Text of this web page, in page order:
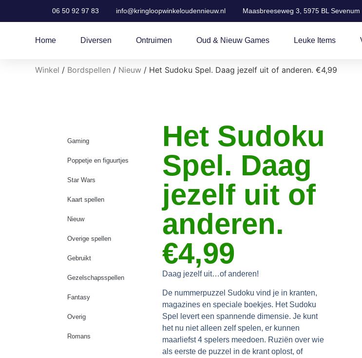
06 50 92 97 83 info@kringloopwinkeloudennieuw.nl Maasbreeseweg 3, 5975 BL Sevenum
Home Diversen Ontruimen Oud & Nieuw Games Leuke Items
Winkel / Bordspellen / Nieuw / Het Sudoku Spel. Daag jezelf uit of anderen. €4,99
Gaming
Poppetje en figuurtjes
Star Wars
Kaart spellen
Nieuw
Overige spellen
Gebruikt
Gezelschapsspellen
Fantasy
Overig
Romans
Het Sudoku
Spel. Daag
jezelf uit of
anderen.
€4,99
Daag jezelf uit…of anderen!
De nummerpuzzel Sudoku vind je in kranten,
magazines en speciale boekjes. Het Sudoku
Spel levert een spannende dimensie. Je kunt
het nu niet alleen zelf spelen, er kunnen
maarliefst 4 spelers meedoen. Ruziën over wie
als eerste de puzzel in de krant oplost, of